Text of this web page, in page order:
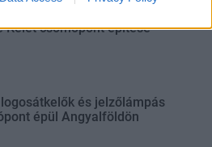
Kelet csomópont építése
és jelzőlámpás
épül Angyalföldön